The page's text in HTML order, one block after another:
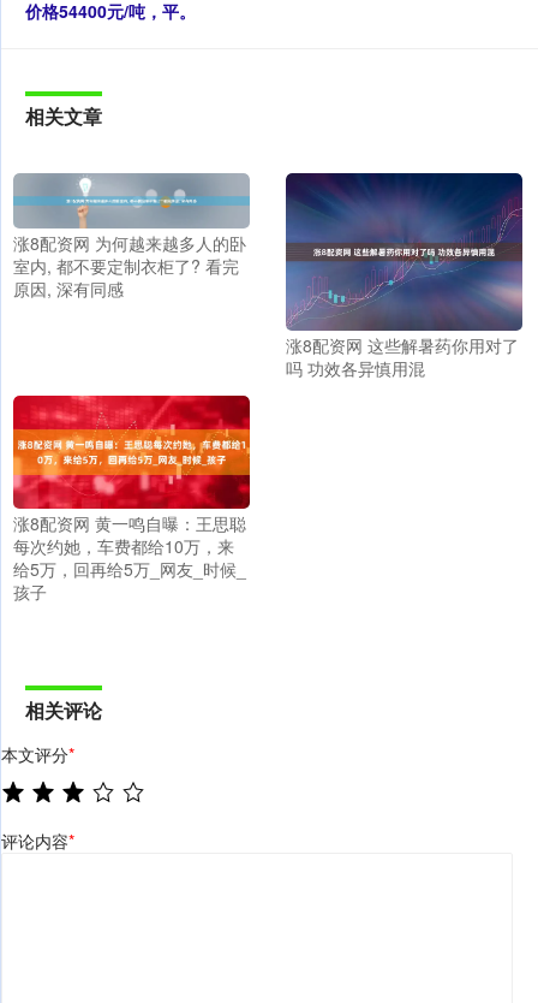
价格54400元/吨，平。
相关文章
涨8配资网 为何越来越多人的卧
室内, 都不要定制衣柜了? 看完
原因, 深有同感
涨8配资网 这些解暑药你用对了
吗 功效各异慎用混
涨8配资网 黄一鸣自曝：王思聪
每次约她，车费都给10万，来
给5万，回再给5万_网友_时候_
孩子
相关评论
本文评分*
评论内容*